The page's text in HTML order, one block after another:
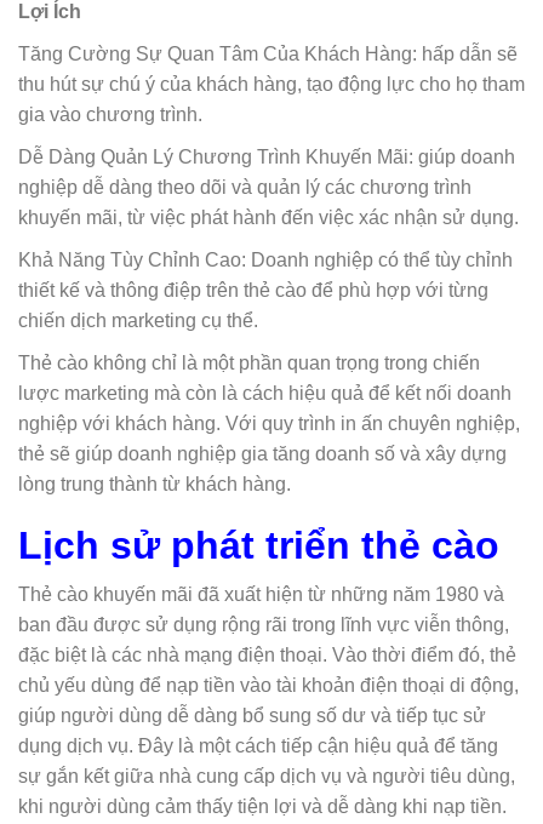
Lợi Ích
Tăng Cường Sự Quan Tâm Của Khách Hàng: hấp dẫn sẽ
thu hút sự chú ý của khách hàng, tạo động lực cho họ tham
gia vào chương trình.
Dễ Dàng Quản Lý Chương Trình Khuyến Mãi: giúp doanh
nghiệp dễ dàng theo dõi và quản lý các chương trình
khuyến mãi, từ việc phát hành đến việc xác nhận sử dụng.
Khả Năng Tùy Chỉnh Cao: Doanh nghiệp có thể tùy chỉnh
thiết kế và thông điệp trên thẻ cào để phù hợp với từng
chiến dịch marketing cụ thể.
Thẻ cào không chỉ là một phần quan trọng trong chiến
lược marketing mà còn là cách hiệu quả để kết nối doanh
nghiệp với khách hàng. Với quy trình in ấn chuyên nghiệp,
thẻ sẽ giúp doanh nghiệp gia tăng doanh số và xây dựng
lòng trung thành từ khách hàng.
Lịch sử phát triển thẻ cào
Thẻ cào khuyến mãi đã xuất hiện từ những năm 1980 và
ban đầu được sử dụng rộng rãi trong lĩnh vực viễn thông,
đặc biệt là các nhà mạng điện thoại. Vào thời điểm đó, thẻ
chủ yếu dùng để nạp tiền vào tài khoản điện thoại di động,
giúp người dùng dễ dàng bổ sung số dư và tiếp tục sử
dụng dịch vụ. Đây là một cách tiếp cận hiệu quả để tăng
sự gắn kết giữa nhà cung cấp dịch vụ và người tiêu dùng,
khi người dùng cảm thấy tiện lợi và dễ dàng khi nạp tiền.